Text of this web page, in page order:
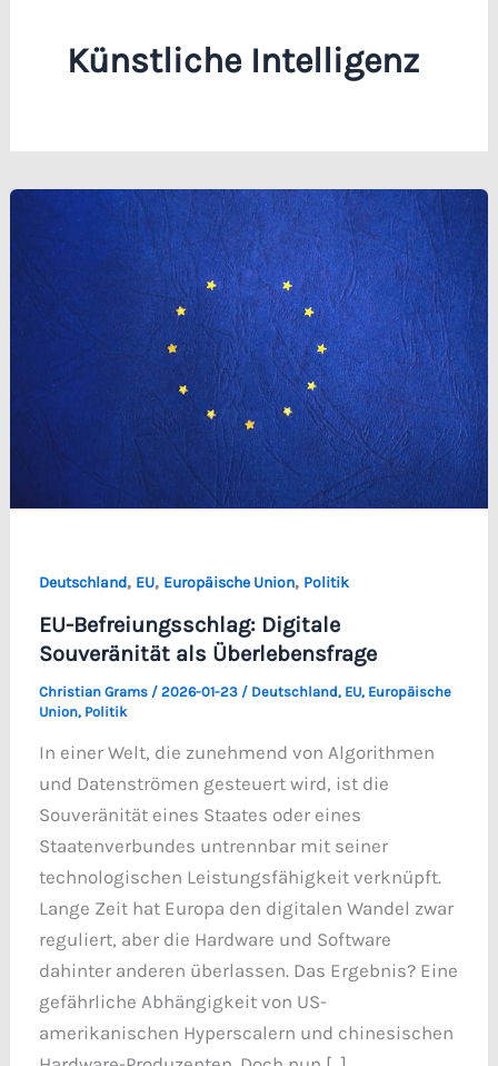
Künstliche Intelligenz
Deutschland, EU, Europäische Union, Politik
EU-Befreiungsschlag: Digitale
Souveränität als Überlebensfrage
Christian Grams / 2026-01-23 / Deutschland, EU, Europäische
Union, Politik
In einer Welt, die zunehmend von Algorithmen
und Datenströmen gesteuert wird, ist die
Souveränität eines Staates oder eines
Staatenverbundes untrennbar mit seiner
technologischen Leistungsfähigkeit verknüpft.
Lange Zeit hat Europa den digitalen Wandel zwar
reguliert, aber die Hardware und Software
dahinter anderen überlassen. Das Ergebnis? Eine
gefährliche Abhängigkeit von US-
amerikanischen Hyperscalern und chinesischen